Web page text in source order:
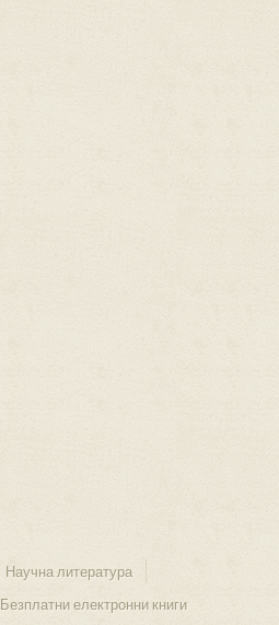
Научна литература
Безплатни електронни книги